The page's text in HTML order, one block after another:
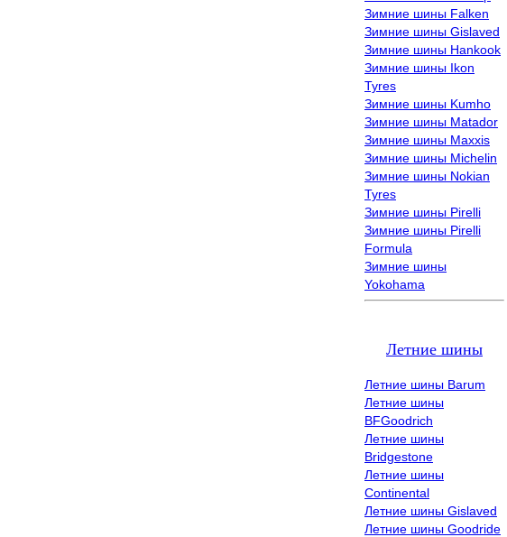
Зимние шины Falken
Зимние шины Gislaved
Зимние шины Hankook
Зимние шины Ikon
Tyres
Зимние шины Kumho
Зимние шины Matador
Зимние шины Maxxis
Зимние шины Michelin
Зимние шины Nokian
Tyres
Зимние шины Pirelli
Зимние шины Pirelli
Formula
Зимние шины
Yokohama
Летние шины
Летние шины Barum
Летние шины
BFGoodrich
Летние шины
Bridgestone
Летние шины
Continental
Летние шины Gislaved
Летние шины Goodride